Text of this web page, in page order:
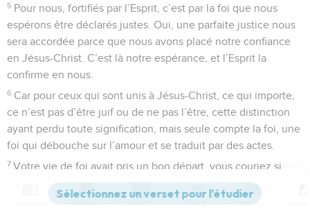
5 Pour nous, fortifiés par l’Esprit, c’est par la foi que nous
espérons être déclarés justes. Oui, une parfaite justice nous
sera accordée parce que nous avons placé notre confiance
en Jésus-Christ. C’est là notre espérance, et l’Esprit la
confirme en nous.
6 Car pour ceux qui sont unis à Jésus-Christ, ce qui importe,
ce n’est pas d’être juif ou de ne pas l’être, cette distinction
ayant perdu toute signification, mais seule compte la foi, une
foi qui débouche sur l’amour et se traduit par des actes.
7 Votre vie de foi avait pris un bon départ, vous couriez si
bien ! Qui a brisé votre élan ? Qui vous a détournés de
l’obéissance à la vérité ?
Versions Commentaires Strong